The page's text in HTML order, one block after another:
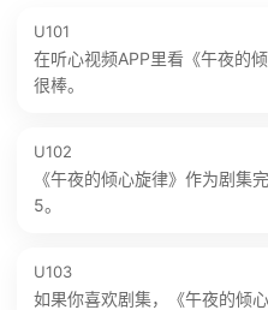
U101
在听心视频APP里看《午夜的
很棒。
U102
《午夜的倾心旋律》作为剧集
5。
U103
如果你喜欢剧集，《午夜的倾